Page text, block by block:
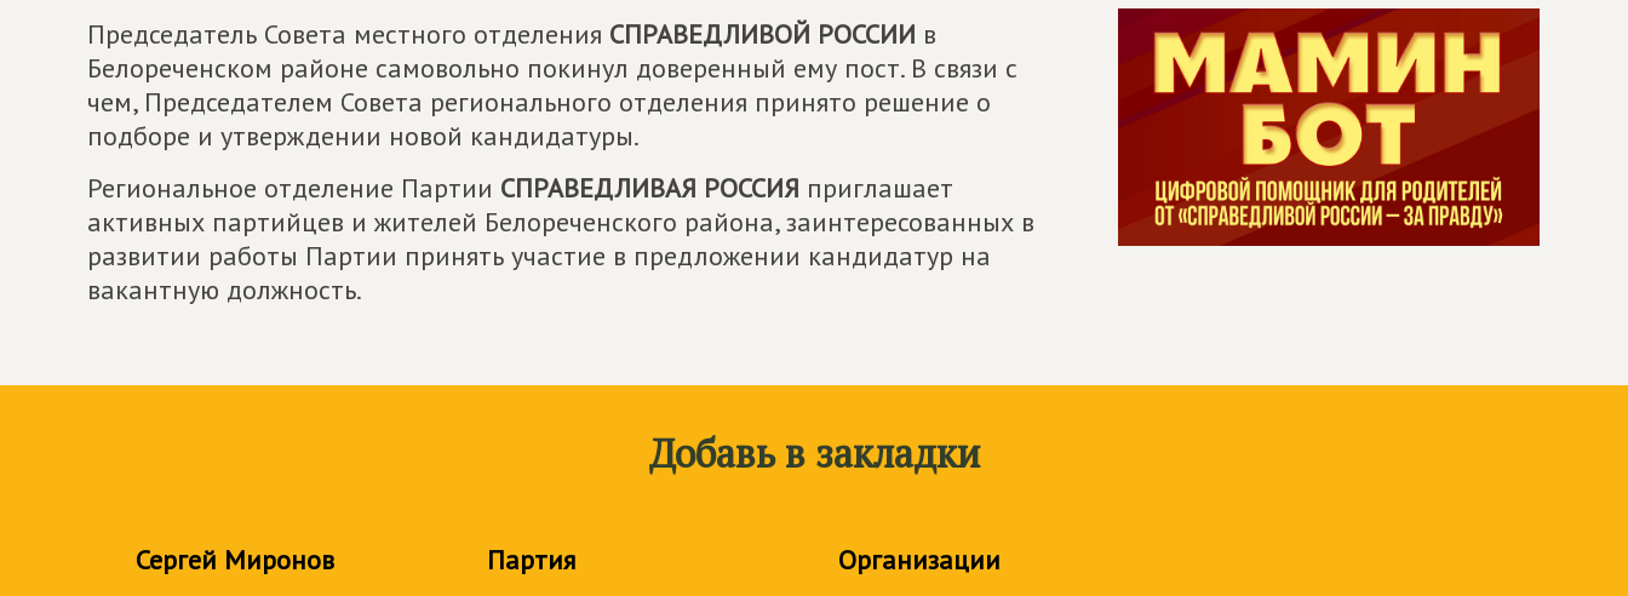
Председатель Совета местного отделения СПРАВЕДЛИВОЙ РОССИИ в
Белореченском районе самовольно покинул доверенный ему пост. В связи с
чем, Председателем Совета регионального отделения принято решение о
подборе и утверждении новой кандидатуры.
Региональное отделение Партии СПРАВЕДЛИВАЯ РОССИЯ приглашает
активных партийцев и жителей Белореченского района, заинтересованных в
развитии работы Партии принять участие в предложении кандидатур на
вакантную должность.
Добавь в закладки
Сергей Миронов Партия Организации